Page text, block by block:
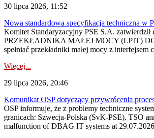
30 lipca 2026, 11:52
Nowa standardowa specyfikacja techniczna w
Komitet Standaryzacyjny PSE S.A.
PRZEKŁADNIKA MAŁEJ MOCY (LPIT)
spełniać przekładniki małej mocy z
Więcej...
29 lipca 2026, 20:46
Komunikat OSP dotyczący przywrócenia
OSP informuje, że z problemy techniczne
granicach: Szwecja-Polska (SvK-PSE). TSO
malfunction of DBAG IT systems at